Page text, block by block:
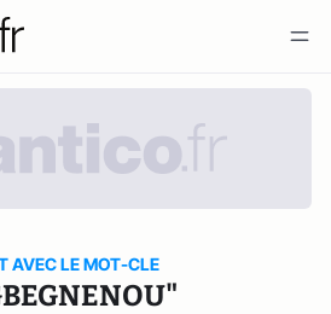
AVEC LE MOT-CLE